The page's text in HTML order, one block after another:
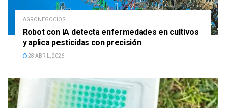
AGRONEGOCIOS
Robot con IA detecta enfermedades en cultivos
y aplica pesticidas con precisión
28 ABRIL, 2026